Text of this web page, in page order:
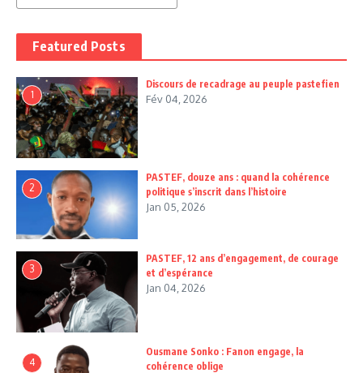
Featured Posts
1
Discours de recadrage au peuple pastefien
Fév 04, 2026
2
PASTEF, douze ans : quand la cohérence
politique s’inscrit dans l’histoire
Jan 05, 2026
3
PASTEF, 12 ans d’engagement, de courage
et d’espérance
Jan 04, 2026
4
Ousmane Sonko : Fanon engage, la
cohérence oblige